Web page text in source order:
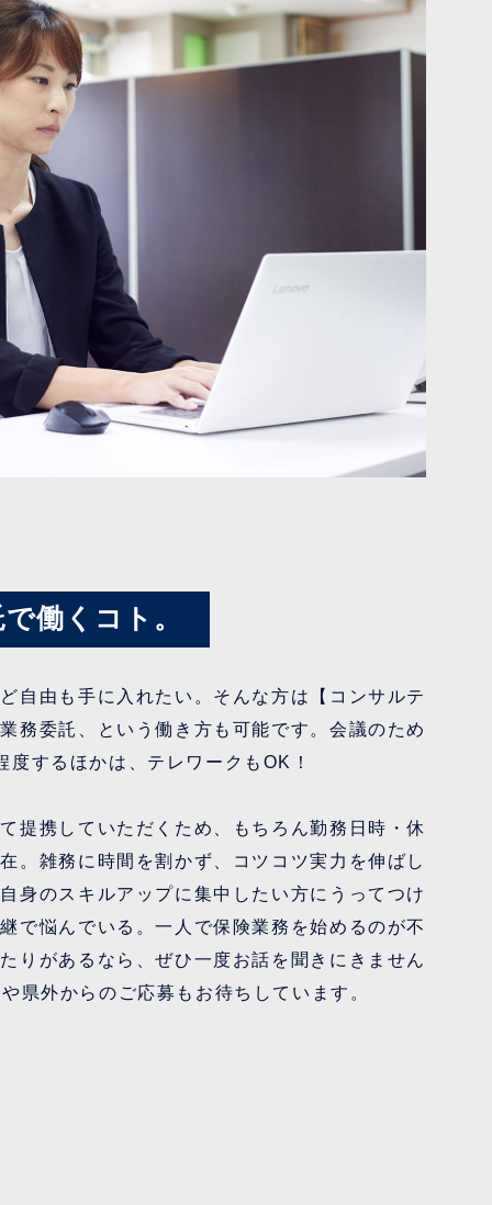
働くコト。
自由も手に入れたい。そんな方は【コンサルテ
務委託、という働き方も可能です。会議のため
度するほかは、テレワークもOK！
提携していただくため、もちろん勤務日時・休
。雑務に時間を割かず、コツコツ実力を伸ばし
身のスキルアップに集中したい方にうってつけ
で悩んでいる。一人で保険業務を始めるのが不
りがあるなら、ぜひ一度お話を聞きにきません
県外からのご応募もお待ちしています。